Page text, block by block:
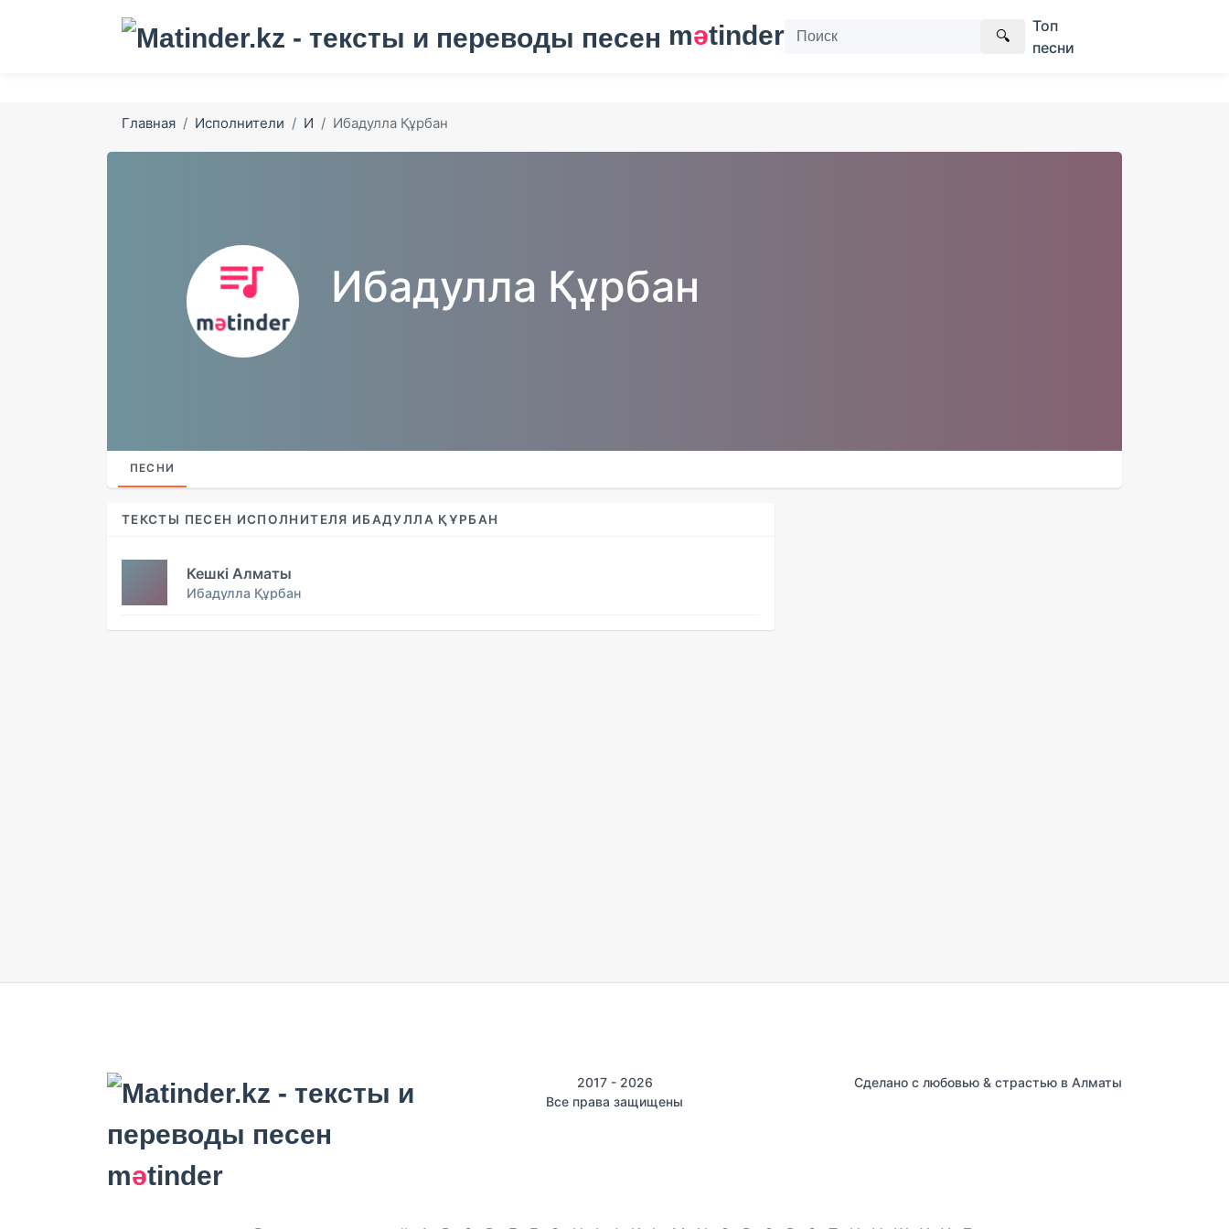
mәtinder 🔍
Топ
песни
Главная Исполнители И Ибадулла Құрбан
Ибадулла Құрбан
ПЕСНИ
ТЕКСТЫ ПЕСЕН ИСПОЛНИТЕЛЯ ИБАДУЛЛА ҚҰРБАН
Кешкі Алматы
Ибадулла Құрбан
mәtinder
2017 - 2026
Все права защищены
Сделано с любовью & страстью в Алматы